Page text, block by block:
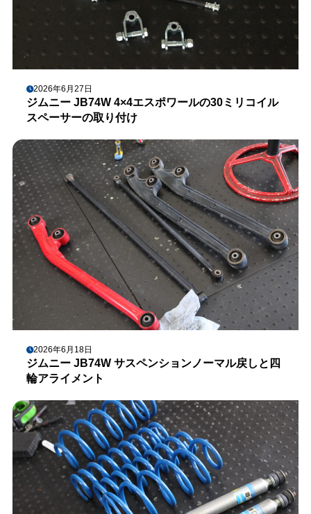
2026年6月27日
ジムニー JB74W 4×4エスポワールの30ミリコイル
スペーサーの取り付け
2026年6月18日
ジムニー JB74W サスペンションノーマル戻しと四
輪アライメント